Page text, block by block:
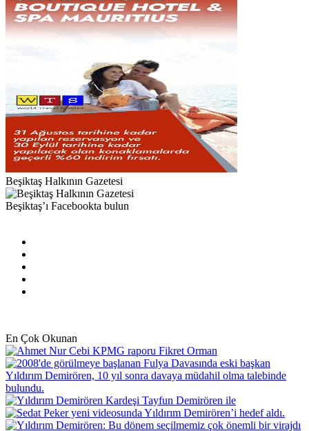
Beşiktaş Halkının Gazetesi
Beşiktaş’ı Facebookta bulun
En Çok Okunan